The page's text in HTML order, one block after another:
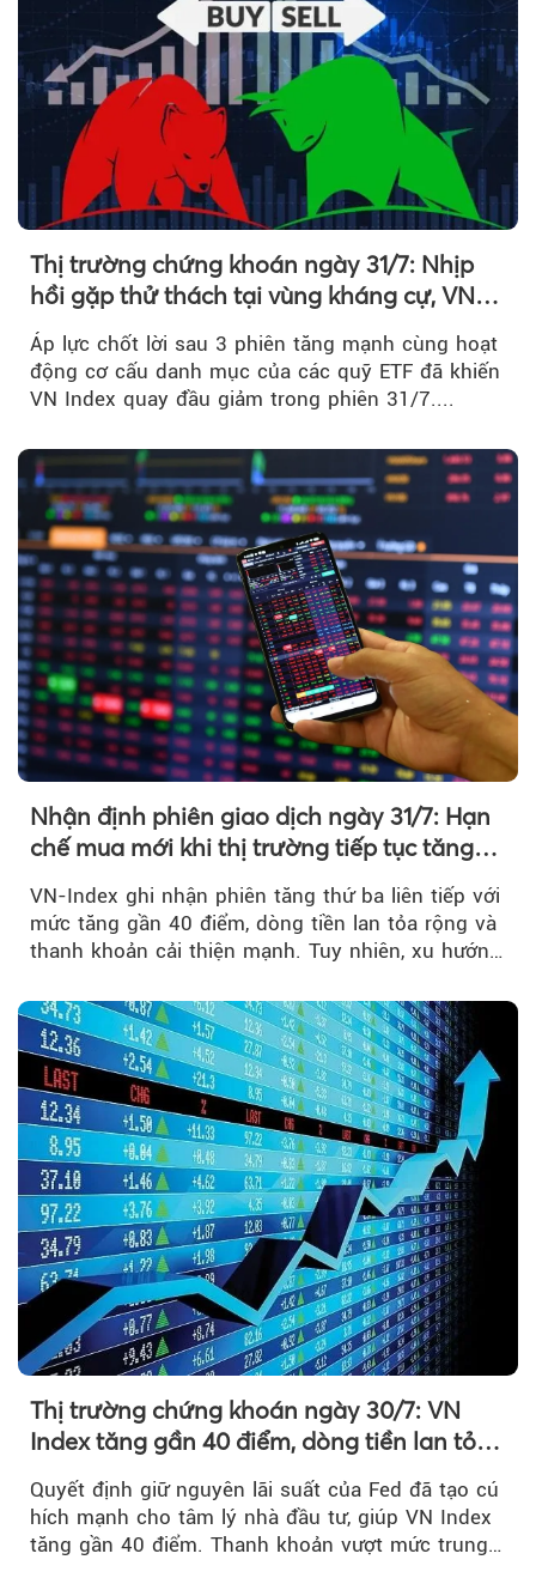
Thị trường chứng khoán ngày 31/7: Nhịp
hồi gặp thử thách tại vùng kháng cự, VN
Index giảm gần 9 điểm trong phiên cuối...
Áp lực chốt lời sau 3 phiên tăng mạnh cùng hoạt
động cơ cấu danh mục của các quỹ ETF đã khiến
VN Index quay đầu giảm trong phiên 31/7....
Nhận định phiên giao dịch ngày 31/7: Hạn
chế mua mới khi thị trường tiếp tục tăng
VN-Index ghi nhận phiên tăng thứ ba liên tiếp với
mức tăng gần 40 điểm, dòng tiền lan tỏa rộng và
thanh khoản cải thiện mạnh. Tuy nhiên, xu hướng
Thị trường chứng khoán ngày 30/7: VN
Index tăng gần 40 điểm, dòng tiền lan tỏa
Quyết định giữ nguyên lãi suất của Fed đã tạo cú
hích mạnh cho tâm lý nhà đầu tư, giúp VN Index
tăng gần 40 điểm. Thanh khoản vượt mức trung